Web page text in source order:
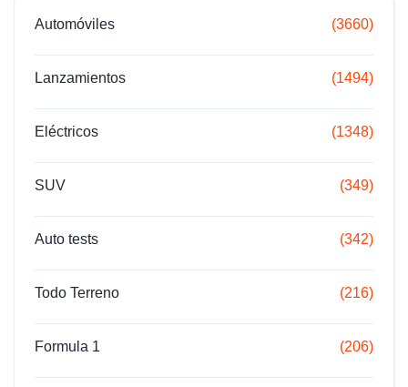
Automóviles (3660)
Lanzamientos (1494)
Eléctricos (1348)
SUV (349)
Auto tests (342)
Todo Terreno (216)
Formula 1 (206)